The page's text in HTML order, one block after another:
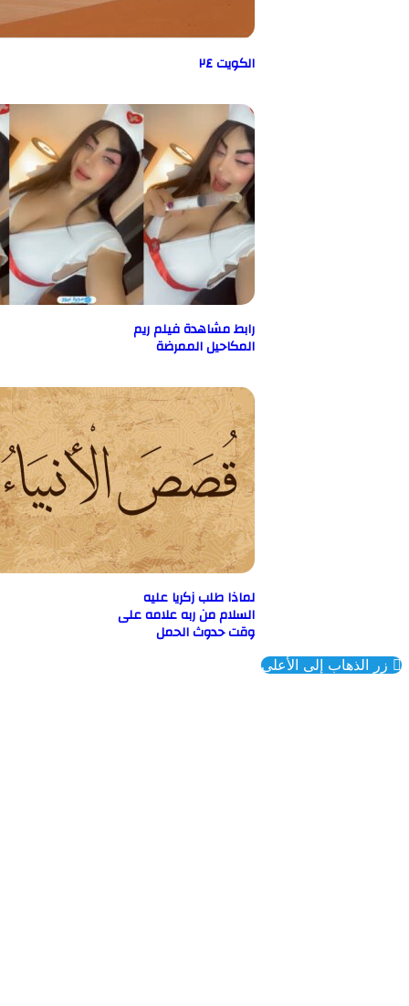
رابط مشاهدة فيلم ريم
المكاحيل الممرضة
لماذا طلب زكريا عليه
السلام من ربه علامه على
وقت حدوث الحمل
إلى الأعلى